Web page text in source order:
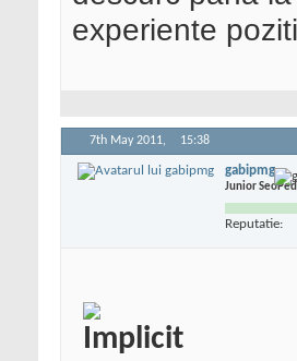
experiente
7th May 2011, 15:38
gabipmg
Junior
Reputatie: